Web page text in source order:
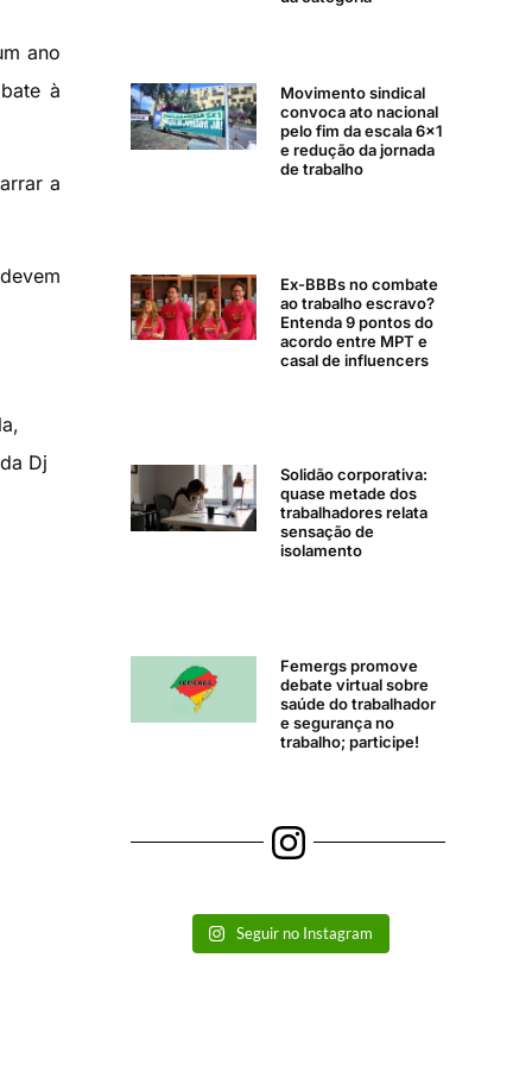
ano
à
a
Dj
Movimento sindical
convoca ato nacional
pelo fim da escala 6×1
e redução da jornada
de trabalho
Ex-BBBs no combate
ao trabalho escravo?
Entenda 9 pontos do
acordo entre MPT e
casal de influencers
Solidão corporativa:
quase metade dos
trabalhadores relata
sensação de
isolamento
Femergs promove
debate virtual sobre
saúde do trabalhador
e segurança no
trabalho; participe!
Seguir no Instagram